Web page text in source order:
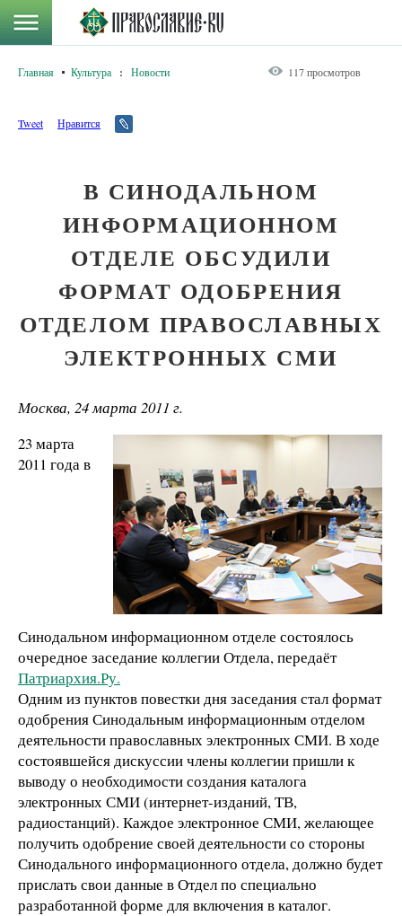
Главная Культура : Новости 117 просмотров
Tweet Нравится
В СИНОДАЛЬНОМ
ИНФОРМАЦИОННОМ
ОТДЕЛЕ ОБСУДИЛИ
ФОРМАТ ОДОБРЕНИЯ
ОТДЕЛОМ ПРАВОСЛАВНЫХ
ЭЛЕКТРОННЫХ СМИ
Москва, 24 марта 2011 г.
23 марта
2011 года в
Синодальном информационном отделе состоялось
очередное заседание коллегии Отдела, передаёт
Патриархия.Ру.
Одним из пунктов повестки дня заседания стал формат
одобрения Синодальным информационным отделом
деятельности православных электронных СМИ. В ходе
состоявшейся дискуссии члены коллегии пришли к
выводу о необходимости создания каталога
электронных СМИ (интернет-изданий, ТВ,
радиостанций). Каждое электронное СМИ, желающее
получить одобрение своей деятельности со стороны
Синодального информационного отдела, должно будет
прислать свои данные в Отдел по специально
разработанной форме для включения в каталог.